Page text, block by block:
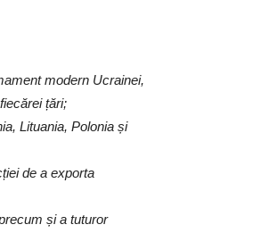
modern Ucrainei,
țări;
Lituania, Polonia și
de a exporta
și a tuturor